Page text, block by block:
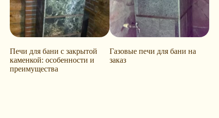
Печи для бани с закрытой
каменкой: особенности и
преимущества
Газовые печи для бани на
заказ